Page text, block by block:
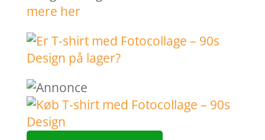
mere her